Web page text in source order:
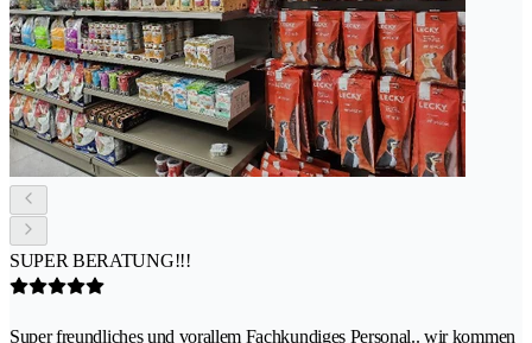
SUPER BERATUNG!!!
Super freundliches und vorallem Fachkundiges Personal.. wir kommen